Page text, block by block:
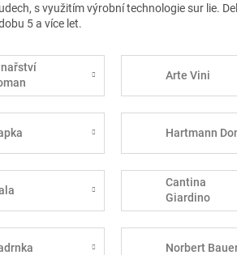
s využitím výrobní technologie sur lie.
5 a více let.
Arte Vini
Hartmann
Cantina
Giardino
Norbert